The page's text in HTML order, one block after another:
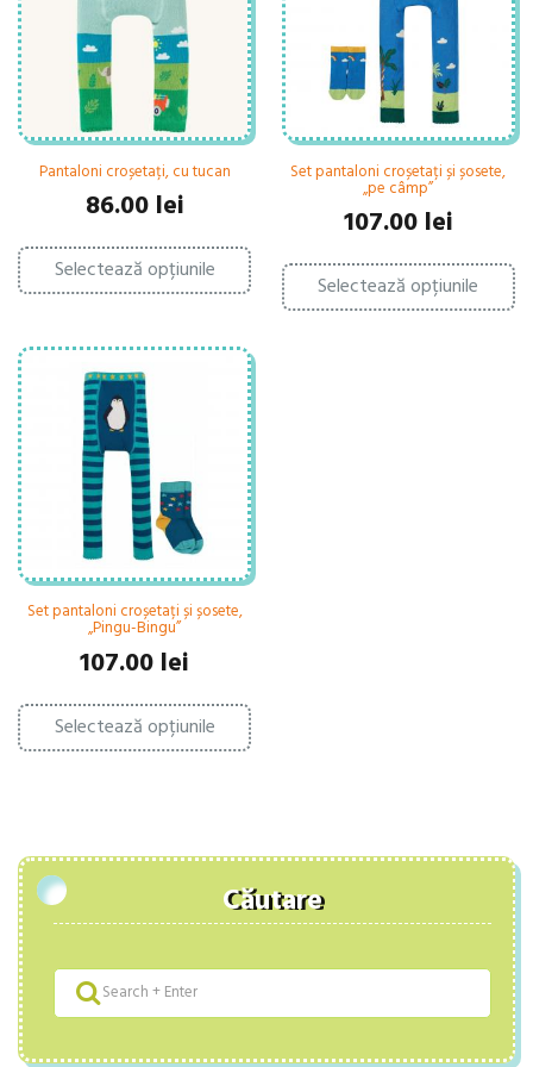
în
pagina
produsului.
în
Pantaloni croșetați, cu tucan
86.00 lei
Selectează opțiunile
Acest
produs
are
variații.
Opțiunile
pot
fi
alese
în
pagina
produsului.
Set pantaloni croșetați și șosete,
„pe câmp”
107.00 lei
Selectează opțiunile
Set pantaloni croșetați și șosete,
„Pingu-Bingu”
107.00 lei
Selectează opțiunile
Acest
produs
are
pot
alese
în
Căutare